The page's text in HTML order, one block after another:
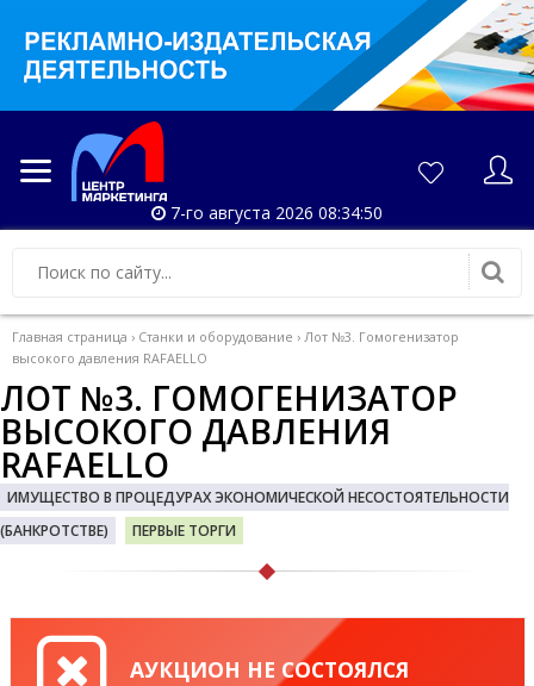
7-го августа 2026 08:34:51
Главная страница › Станки и оборудование › Лот №3. Гомогенизатор
высокого давления RAFAELLO
ЛОТ №3. ГОМОГЕНИЗАТОР
ВЫСОКОГО ДАВЛЕНИЯ
RAFAELLO
ИМУЩЕСТВО В ПРОЦЕДУРАХ ЭКОНОМИЧЕСКОЙ НЕСОСТОЯТЕЛЬНОСТИ
(БАНКРОТСТВЕ)
ПЕРВЫЕ ТОРГИ
АУКЦИОН НЕ СОСТОЯЛСЯ